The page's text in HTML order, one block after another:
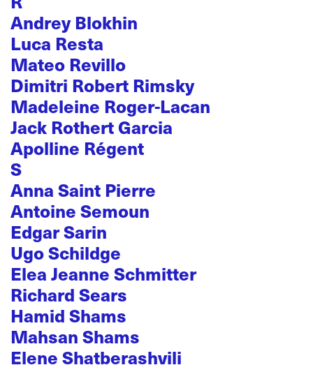
Andrey Blokhin
Luca Resta
Mateo Revillo
Dimitri Robert Rimsky
Madeleine Roger-Lacan
Jack Rothert Garcia
Apolline Régent
S
Anna Saint Pierre
Antoine Semoun
Edgar Sarin
Ugo Schildge
Elea Jeanne Schmitter
Richard Sears
Hamid Shams
Mahsan Shams
Elene Shatberashvili